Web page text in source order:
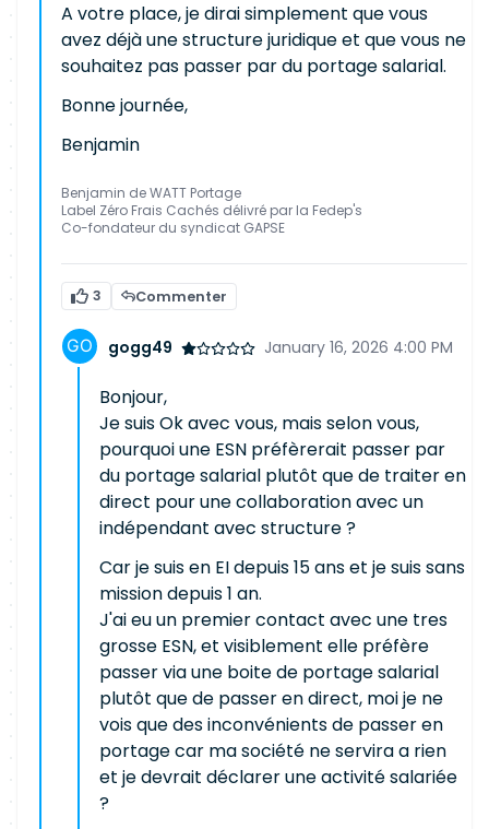
A votre place, je dirai simplement que vous
avez déjà une structure juridique et que vous ne
souhaitez pas passer par du portage salarial.
Bonne journée,
Benjamin
Benjamin de WATT Portage
Label Zéro Frais Cachés délivré par la Fedep's
Co-fondateur du syndicat GAPSE
3 Commenter
gogg49 January 16, 2026 4:00 PM
Bonjour,
Je suis Ok avec vous, mais selon vous,
pourquoi une ESN préfèrerait passer par
du portage salarial plutôt que de traiter en
direct pour une collaboration avec un
indépendant avec structure ?
Car je suis en EI depuis 15 ans et je suis sans
mission depuis 1 an.
J'ai eu un premier contact avec une tres
grosse ESN, et visiblement elle préfère
passer via une boite de portage salarial
plutôt que de passer en direct, moi je ne
vois que des inconvénients de passer en
portage car ma société ne servira a rien
et je devrait déclarer une activité salariée
?